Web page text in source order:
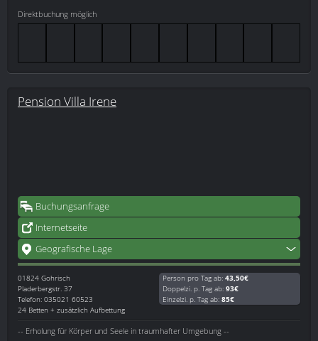
Direktbuchung möglich
Pension Villa Irene
Buchungsanfrage
Internetseite
Geografische Lage
01824 Gohrisch
Pladerbergstr. 37
Telefon: 035021 60523
24 Betten + zusätzlich Aufbettung
Person pro Tag ab: 43,50€
Doppelzi. p. Tag ab: 93€
Einzelzi. p. Tag ab: 85€
-- Erholung für Körper und Seele in traumhafter Umgebung --